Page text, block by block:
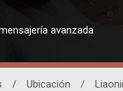
avanzada
/ Ubicación /